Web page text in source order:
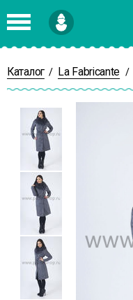
Войти
Каталог / La Fabricante /